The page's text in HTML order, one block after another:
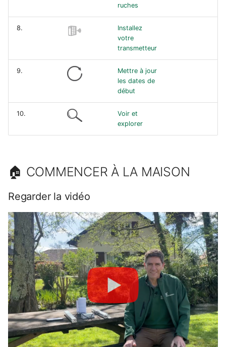
ruches
8.
Installez
votre
transmetteur
9.
Mettre à jour
les dates de
début
10.
Voir et
explorer
🏠 COMMENCER À LA MAISON
Regarder la vidéo